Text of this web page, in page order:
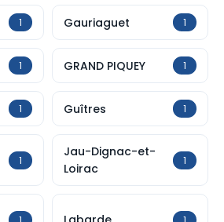
1 Gauriaguet 1
1 GRAND PIQUEY 1
1 Guîtres 1
1
Jau-Dignac-et-
Loirac
1